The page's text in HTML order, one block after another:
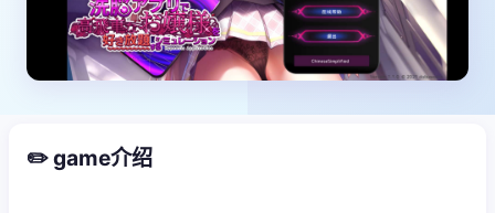
✏️ game介绍